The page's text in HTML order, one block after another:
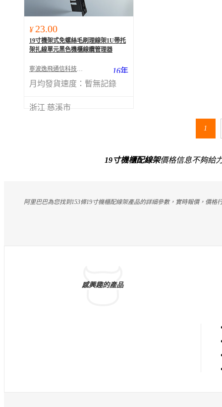
¥ 23.00
19寸機架式免螺絲毛刷理線架1U帶托
架扎線單元黑色機櫃線纜管理器
寧波逸飛通信科技有限公司 16年
月均發貨速度： 暫無記錄
浙江 慈溪市
1
19寸機櫃配線架價格信息不夠給
阿里巴巴為您找到153條19寸機櫃配線架產品的詳細參數，實時報價，價格
感興趣的產品